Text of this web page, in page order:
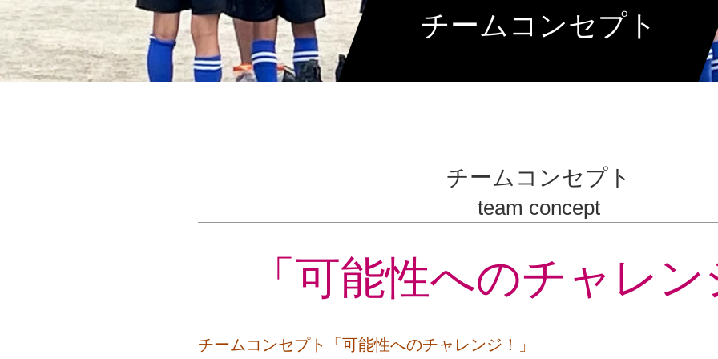
チームコンセプト
チームコンセプト
team concept
「可能性へのチャレ
チームコンセプト「可能性へのチャレンジ！」